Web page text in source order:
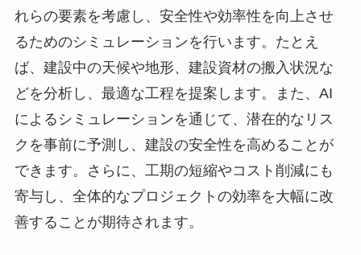
れらの要素を考慮し、安全性や効率性を向上させ
るためのシミュレーションを行います。たとえ
ば、建設中の天候や地形、建設資材の搬入状況な
どを分析し、最適な工程を提案します。また、AI
によるシミュレーションを通じて、潜在的なリス
クを事前に予測し、建設の安全性を高めることが
できます。さらに、工期の短縮やコスト削減にも
寄与し、全体的なプロジェクトの効率を大幅に改
善することが期待されます。